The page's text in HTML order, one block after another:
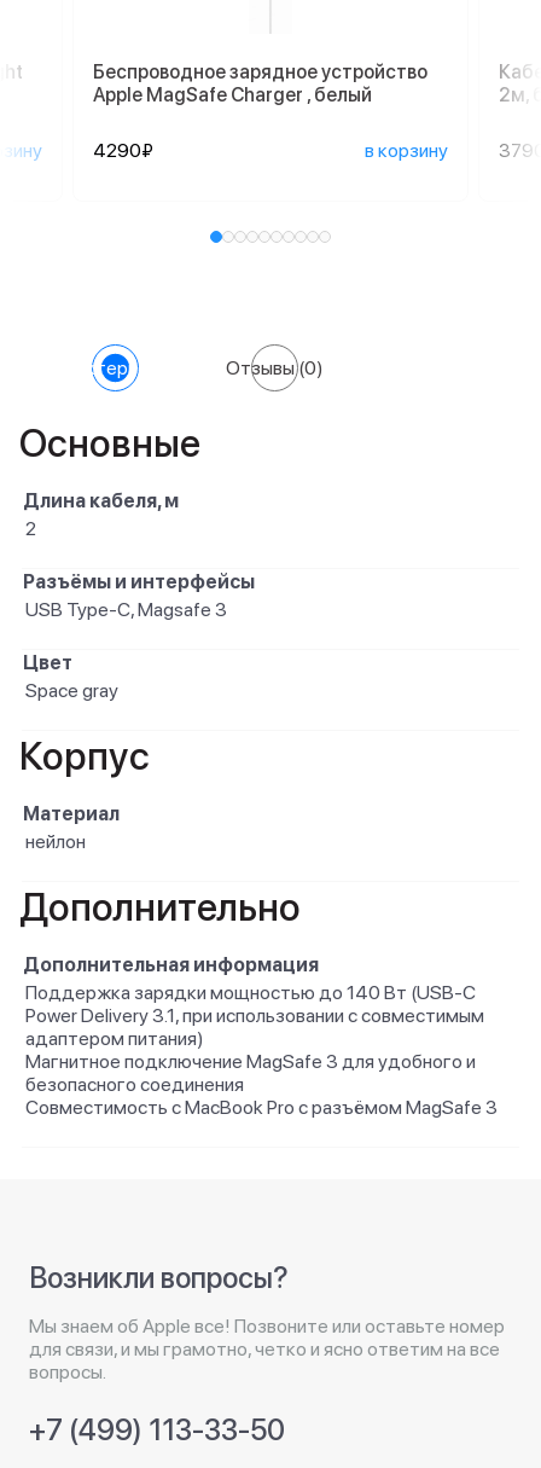
Беспроводное зарядное устройство
Apple MagSafe Charger , белый
4290₽ в корзину
2м,
Характеристики Отзывы(0)
Основные
Длина кабеля, м
2
Разъёмы и интерфейсы
USB Type-C, Magsafe 3
Цвет
Space gray
Корпус
Материал
нейлон
Дополнительно
Дополнительная информация
Поддержка зарядки мощностью до 140 Вт (USB-C
Power Delivery 3.1, при использовании с совместимым
адаптером питания)
Магнитное подключение MagSafe 3 для удобного и
безопасного соединения
Совместимость с MacBook Pro с разъёмом MagSafe 3
Возникли вопросы?
Мы знаем об Apple все! Позвоните или оставьте номер
для связи, и мы грамотно, четко и ясно ответим на все
вопросы.
+7 (499) 113-33-50